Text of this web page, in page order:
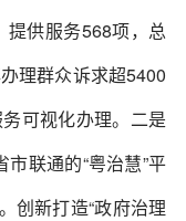
供服务568项，总
理群众诉求超5400
可视化办理。二是
联通的“粤治慧”平
创新打造“政府治理